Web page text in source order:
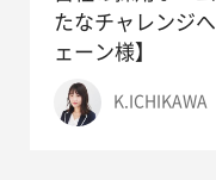
たなチャレンジ
ェーン様】
K.ICHIKAWA